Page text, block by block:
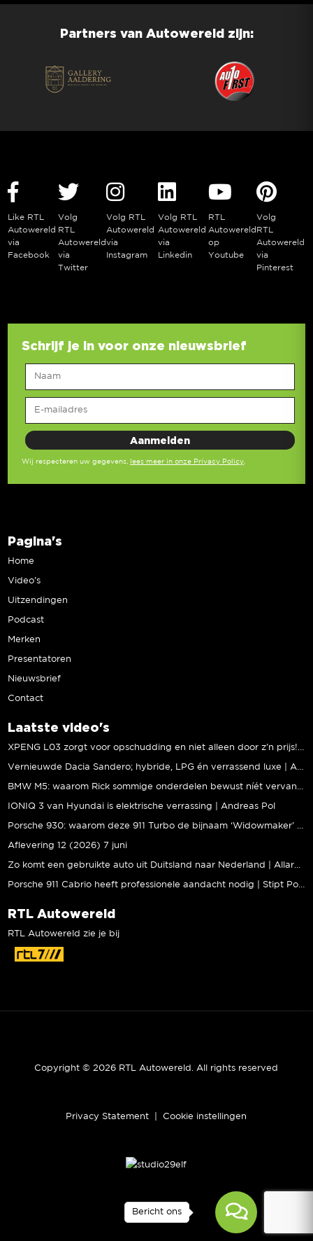
Bericht ons
Partners van Autowereld zijn:
Like RTL
Autowereld
via
Facebook
Volg
RTL
Autowereld
via
Twitter
Volg RTL
Autowereld
via
Instagram
Volg RTL
Autowereld
via
Linkedin
RTL
Autowereld
op
Youtube
Volg
RTL
Autowereld
via
Pinterest
Schrijf je in voor onze nieuwsbrief
Wij respecteren uw gegevens, lees meer in onze Privacy Policy.
Pagina's
Home
Video’s
Uitzendingen
Podcast
Merken
Presentatoren
Nieuwsbrief
Contact
Laatste video's
XPENG L03 zorgt voor opschudding en niet alleen door z’n prijs! | Jeroen Mul
Vernieuwde Dacia Sandero; hybride, LPG én verrassend luxe | Andreas Pol
BMW M5: waarom Rick sommige onderdelen bewust níét vervangt | Stipt Polish Point
IONIQ 3 van Hyundai is elektrische verrassing | Andreas Pol
Porsche 930: waarom deze 911 Turbo de bijnaam ‘Widowmaker’ kreeg | Gallery Aaldering
Aflevering 12 (2026) 7 juni
Zo komt een gebruikte auto uit Duitsland naar Nederland | Allard Kalff
Porsche 911 Cabrio heeft professionele aandacht nodig | Stipt Polish Point
RTL Autowereld
RTL Autowereld zie je bij
Copyright © 2026 RTL Autowereld. All rights reserved
Privacy Statement Cookie instellingen